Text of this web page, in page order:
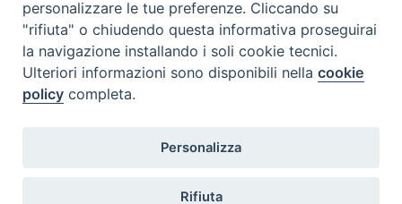
Diocesi di Como | piazza Grimoldi, 5
Riproduzione solo con permesso.
Iscriviti alla Newsletter
personalizzare le tue preferenze. Cliccando su
"rifiuta" o chiudendo questa informativa proseguirai
la navigazione installando i soli cookie tecnici.
Ulteriori informazioni sono disponibili nellacookie
policy completa.
Personalizza
Rifiuta